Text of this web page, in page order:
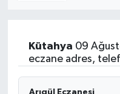
Kütahya 09
eczane adres,
Kültür - Sanat